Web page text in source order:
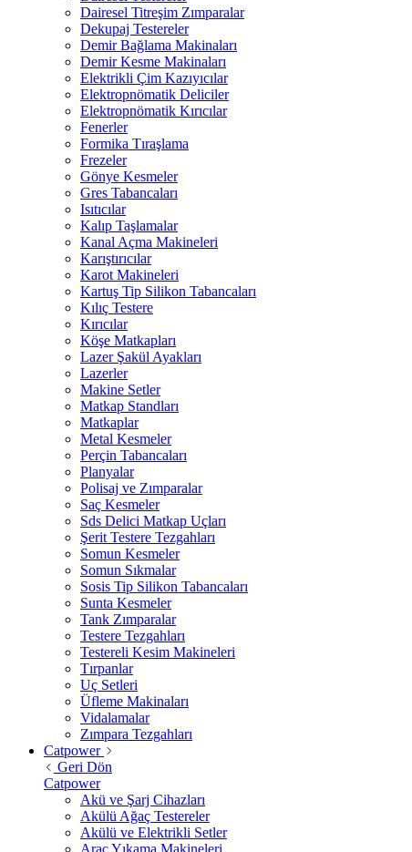
Dairesel Titreşim Zımparalar
Dekupaj Testereler
Demir Bağlama Makinaları
Demir Kesme Makinaları
Elektrikli Çim Kazıyıcılar
Elektropnömatik Deliciler
Elektropnömatik Kırıcılar
Fenerler
Formika Tıraşlama
Frezeler
Gönye Kesmeler
Gres Tabancaları
Isıtıcılar
Kalıp Taşlamalar
Kanal Açma Makineleri
Karıştırıcılar
Karot Makineleri
Kartuş Tip Silikon Tabancaları
Kılıç Testere
Kırıcılar
Köşe Matkapları
Lazer Şakül Ayakları
Lazerler
Makine Setler
Matkap Standları
Matkaplar
Metal Kesmeler
Perçin Tabancaları
Planyalar
Polisaj ve Zımparalar
Saç Kesmeler
Sds Delici Matkap Uçları
Şerit Testere Tezgahları
Somun Kesmeler
Somun Sıkmalar
Sosis Tip Silikon Tabancaları
Sunta Kesmeler
Tank Zımparalar
Testere Tezgahları
Testereli Kesim Makineleri
Tırpanlar
Uç Setleri
Üfleme Makinaları
Vidalamalar
Zımpara Tezgahları
Catpower
Geri Dön
Catpower
Akü ve Şarj Cihazları
Akülü Ağaç Testereler
Akülü ve Elektrikli Setler
Araç Yıkama Makineleri